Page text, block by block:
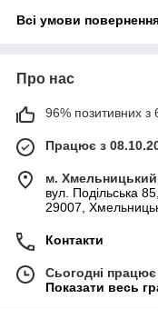
Всі умови
Про нас
96% позитивних з
Працює з
м. Хмельницький
вул. Подільська
29007,
Контакти
Сьогодні
Показати весь